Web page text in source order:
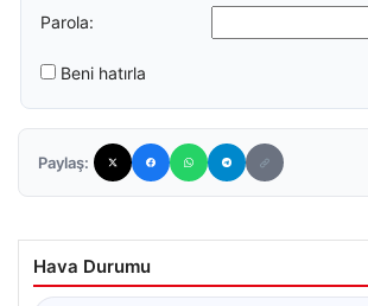
Parola:
Beni hatırla
Paylaş:
Hava Durumu